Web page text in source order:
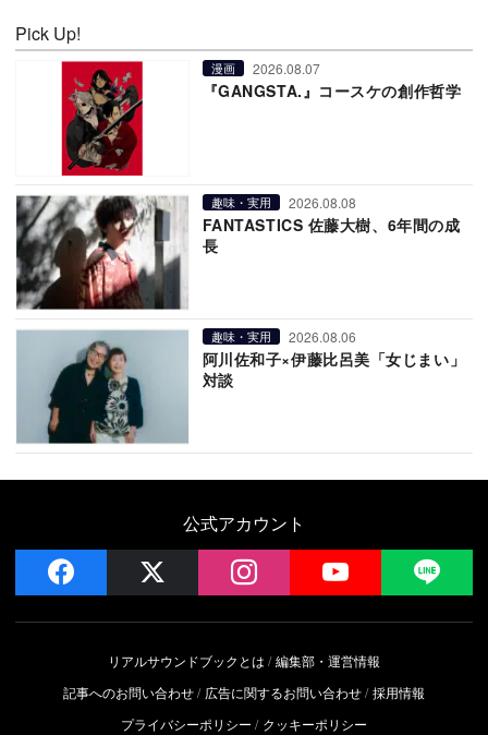
Pick Up!
漫画 2026.08.07
『GANGSTA.』コースケの創作哲学
趣味・実用 2026.08.08
FANTASTICS 佐藤大樹、6年間の成
長
趣味・実用 2026.08.06
阿川佐和子×伊藤比呂美「女じまい」
対談
公式アカウント
facebook instagram YouTube
リアルサウンドブックとは
編集部・運営情報
記事へのお問い合わせ
広告に関するお問い合わせ 採用情報
プライバシーポリシー
クッキーポリシー